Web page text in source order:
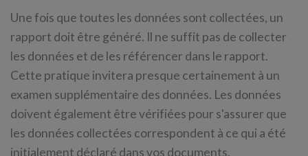
Une fois que toutes les données sont collectées, un
rapport doit être généré. Il ne suffit pas de collecter
les données et de les référencer dans le rapport.
Cette pratique invitera presque certainement à un
examen supplémentaire des données. Les données
doivent également être vérifiées pour s'assurer que
les données collectées correspondent à ce qui a été
initialement déclaré dans vos documents.